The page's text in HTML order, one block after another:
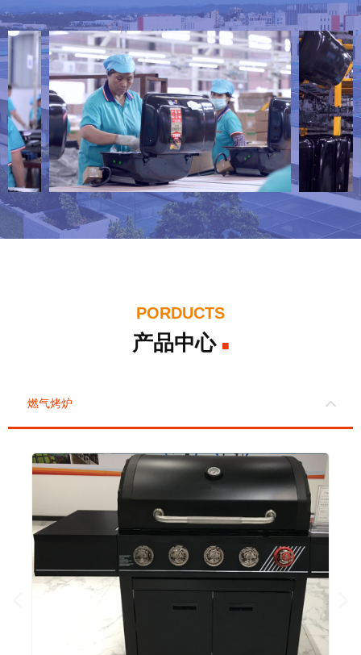
燃气烤炉
PORDUCTS
产品中心 ■